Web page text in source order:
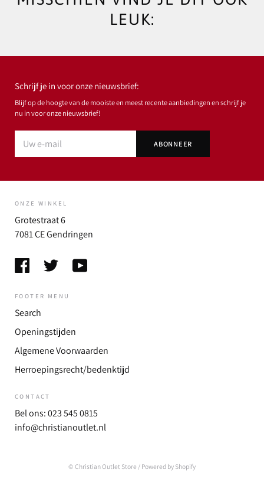
LEUK:
Schrijf je in voor onze nieuwsbrief:
Blijf op de hoogte van de mooiste en meest recente aanbiedingen en schrijf je
nu in voor onze nieuwsbrief!
ONZE WINKEL
Grotestraat 6
7081 CE Gendringen
FOOTER MENU
Search
Openingstijden
Algemene Voorwaarden
Herroepingsrecht/bedenktijd
CONTACT
Bel ons: 023 545 0815
info@christianoutlet.nl
© Christian Outlet Store / Powered by Shopify